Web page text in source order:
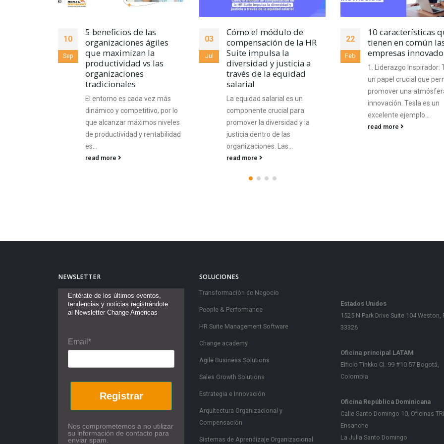
03
Jul
Cómo el módulo de
compensación de la HR
Suite impulsa la
diversidad y justicia a
través de la equidad
salarial
La equidad salarial es un
componente crucial para
promover la diversidad y la
justicia dentro de las
organizaciones. Las...
read more
22
Feb
10 características que
tienen en común las
empresas innovadoras
1. Liderazgo Inspirador: Tiene
un papel crucial que permite
innovación. Tesla es un
excelente ejemplo...
read more
16
Oct
¿Por qué es
desarrollar la
de crecimiento
competitividad y
supervivencia en el
mercado actual? 5
estrategias de
crecimiento
que lo comprueban.
Para mantenerse al día
NEWSLETTER
al Newsletter Change Americas
Registrar
SOLUCIONES
Transformación de Negocio
People & Performance
HR Suite Management Software
Change academy
Agile Business Solutions
Sales Growth Solutions
Estrategia e Innovación
Arquitectura Organizacional y